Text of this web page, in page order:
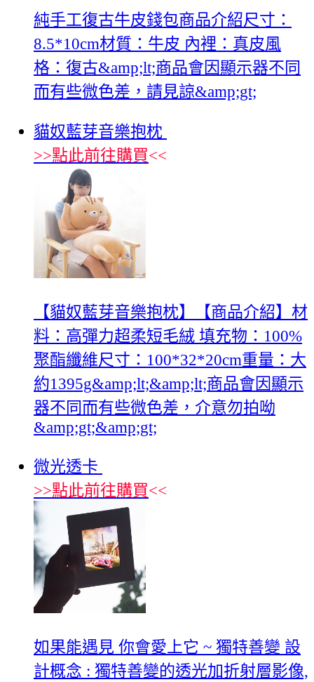
純手工復古牛皮錢包商品介紹尺寸：
8.5*10cm材質：牛皮 內裡：真皮風
格：復古&amp;lt;商品會因顯示器不同
而有些微色差，請見諒&amp;gt;
貓奴藍芽音樂抱枕
>>點此前往購買<<
【貓奴藍芽音樂抱枕】【商品介紹】材
料：高彈力超柔短毛絨 填充物：100%
聚酯纖維尺寸：100*32*20cm重量：大
約1395g&amp;lt;&amp;lt;商品會因顯示
器不同而有些微色差，介意勿拍呦
&amp;gt;&amp;gt;
微光透卡
>>點此前往購買<<
如果能遇見 你會愛上它 ~ 獨特善變 設
計概念 : 獨特善變的透光加折射層影像,